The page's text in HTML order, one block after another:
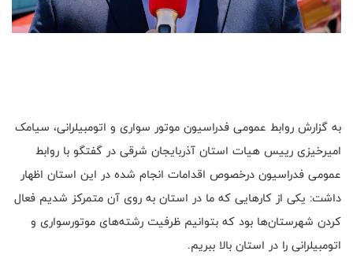
به گزارش روابط عمومی فدراسیون موتور سواری و اتومبیلرانی، سیامک
امیرخیزی رییس هیات استان آذربایجان شرقی در گفتگو با روابط
عمومی فدراسیون درخصوص اقدامات انجام شده در این استان اظهار
داشت: یکی از کارهایی که ما در استان به روی آن متمرکز شدیم فعال
کردن شهرستان‌ها بود که بتوانیم ظرفیت رشته‌های موتورسواری و
اتومبیلرانی را در استان بالا ببریم.